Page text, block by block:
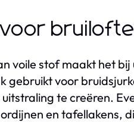
voile stof maakt het
gebruikt voor
te creëren.
en tafellakens,